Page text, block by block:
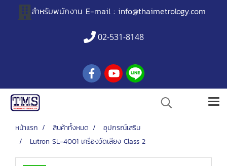
สำหรับพนักงาน E-mail : info@thaimetrology.com
02-531-8148
หน้าแรก สินค้าทั้งหมด
อุปกรณ์เสริม
Lutron SL-4001 เครื่องวัดเสียง Class 2